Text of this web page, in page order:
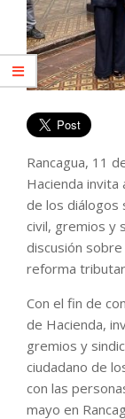
Rancagua, 11
Hacienda invita
de los diálogos
civil, gremios y
discusión
reforma
Con el fin de
de Hacienda,
gremios y
ciudadano de
con las
mayo en